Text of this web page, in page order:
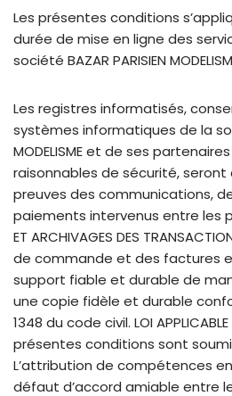
Les présentes conditions
durée de mise en ligne des
société BAZAR PARISIEN
Les registres informatisés,
systèmes informatiques de la
MODELISME et de ses
raisonnables de sécurité,
preuves des communications,
paiements intervenus entre les
ET ARCHIVAGES DES
de commande et des factures
support fiable et durable de
une copie fidèle et durable
1348 du code civil. LOI APPLICABLE
présentes conditions sont
L’attribution de compétences
défaut d’accord amiable entre